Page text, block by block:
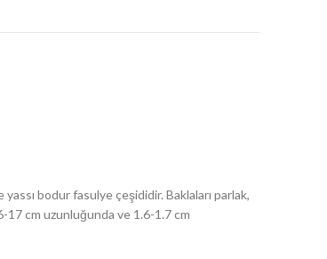
bodur fasulye çeşididir. Baklaları parlak,
17 cm uzunluğunda ve 1.6-1.7 cm